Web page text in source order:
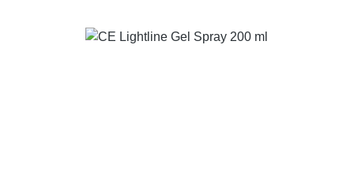
Bildergalerie überspringen